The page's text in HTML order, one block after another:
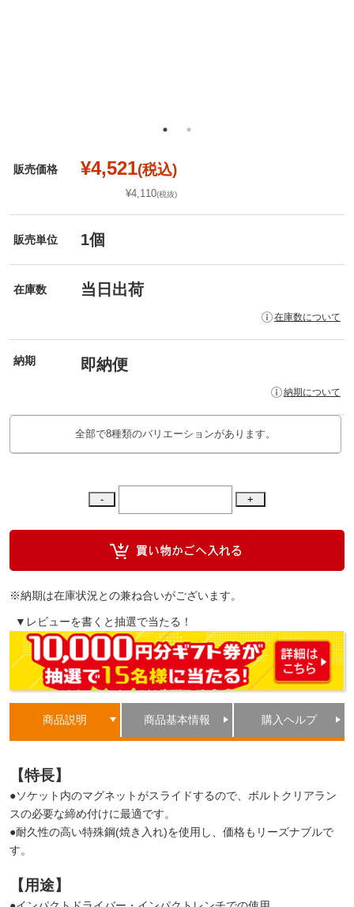
販売価格 ¥4,521(税込)
¥4,110(税抜)
販売単位 1個
在庫数 当日出荷
在庫数について
納期 即納便
納期について
全部で8種類のバリエーションがあります。
※納期は在庫状況との兼ね合いがございます。
▼レビューを書くと抽選で当たる！
商品説明 商品基本情報 購入ヘルプ
【特長】
●ソケット内のマグネットがスライドするので、ボルトクリアラン
スの必要な締め付けに最適です。
●耐久性の高い特殊鋼(焼き入れ)を使用し、価格もリーズナブルで
す。
【用途】